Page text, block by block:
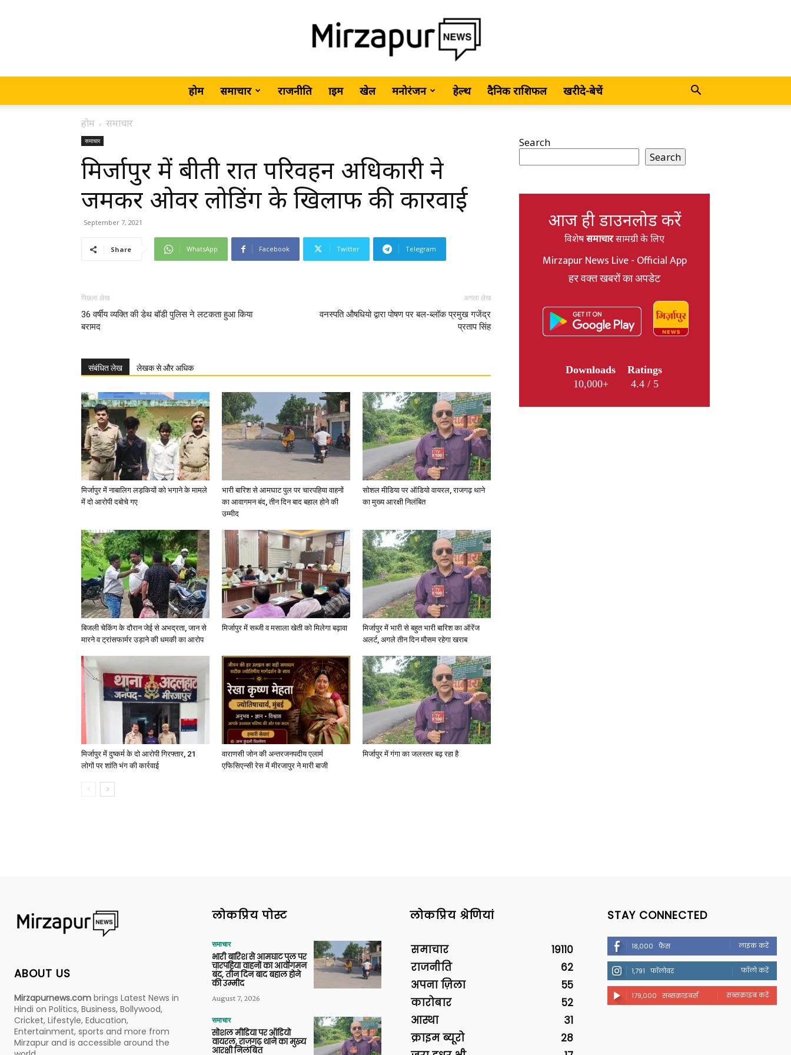
MirzapurNews.com
•
Hindi
Latest
News
in
Hindi,
Today
Paper
होम समाचार राजनीति क्राइम खेल मनोरंजन हेल्थ दैनिक राशिफल खरीदे-बेचें
होम समाचार
समाचार
मिर्जापुर में बीती रात परिवहन अधिकारी ने
जमकर ओवर लोडिंग के खिलाफ की कारवाई
September 7, 2021
Share WhatsApp Facebook Twitter Telegram
पिछला लेख
36 वर्षीय व्यक्ति की डेथ बॉडी पुलिस ने लटकता हुआ किया
बरामद
अगला लेख
वनस्पति औषधियो द्वारा पोषण पर बल-ब्लॉक प्रमुख गजेंद्र
प्रताप सिंह
संबंधित लेख लेखक से और अधिक
मिर्जापुर में नाबालिग लड़कियों को भगाने के मामले
में दो आरोपी दबोचे गए
भारी बारिश से आमघाट पुल पर चारपहिया वाहनों
का आवागमन बंद, तीन दिन बाद बहाल होने की
उम्मीद
सोशल मीडिया पर ऑडियो वायरल, राजगढ़ थाने
का मुख्य आरक्षी निलंबित
बिजली चेकिंग के दौरान जेई से अभद्रता, जान से
मारने व ट्रांसफार्मर उड़ाने की धमकी का आरोप
मिर्जापुर में सब्जी व मसाला खेती को मिलेगा बढ़ावा
मिर्जापुर में भारी से बहुत भारी बारिश का ऑरेंज
अलर्ट, अगले तीन दिन मौसम रहेगा खराब
मिर्जापुर में दुष्कर्म के दो आरोपी गिरफ्तार, 21
लोगों पर शांति भंग की कार्रवाई
वाराणसी जोन की अन्तरजनपदीय एलार्म
एफिसिएन्सी रेस में मीरजापुर ने मारी बाजी
मिर्जापुर में गंगा का जलस्तर बढ़ रहा है
Search
Search
आज ही डाउनलोड करें
विशेषसमाचारसामग्री के लिए
Mirzapur News Live - Official App
हर वक्त खबरों का अपडेट
Downloads
10,000+
Ratings
4.4 / 5
ABOUT US
Mirzapurnews.com brings Latest News in
Hindi on Politics, Business, Bollywood,
Cricket, Lifestyle, Education,
Entertainment, sports and more from
Mirzapur and is accessible around the
लोकप्रिय पोस्ट
समाचार
भारी बारिश से आमघाट पुल पर
चारपहिया वाहनों का आवागमन
बंद, तीन दिन बाद बहाल होने
की उम्मीद
August 7, 2026
समाचार
सोशल मीडिया पर ऑडियो
वायरल, राजगढ़ थाने का मुख्य
आरक्षी निलंबित
लोकप्रिय श्रेणियां
समाचार
19110
राजनीति
62
अपना ज़िला
55
कारोबार
52
आस्था
31
क्राइम ब्यूरो
28
STAY CONNECTED
18,000 फैंस लाइक करें
1,791 फॉलोवर फॉलो करें
179,000 सब्सक्राइबर्स सब्सक्राइब करें